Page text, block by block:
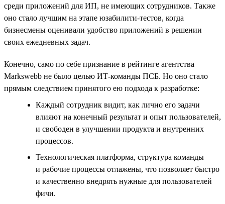
среди приложений для ИП, не имеющих сотрудников. Также
оно стало лучшим на этапе юзабилити-тестов, когда
бизнесмены оценивали удобство приложений в решении
своих ежедневных задач.
Конечно, само по себе признание в рейтинге агентства
Markswebb не было целью ИТ-команды ПСБ. Но оно стало
прямым следствием принятого ею подхода к разработке:
Каждый сотрудник видит, как лично его задачи
влияют на конечный результат и опыт пользователей,
и свободен в улучшении продукта и внутренних
процессов.
Технологическая платформа, структура команды
и рабочие процессы отлажены, что позволяет быстро
и качественно внедрять нужные для пользователей
фичи.